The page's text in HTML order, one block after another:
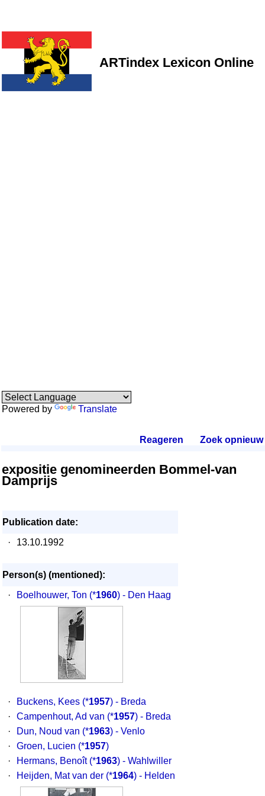
ARTindex Lexicon Online
Powered by Translate
Reageren Zoek opnieuw.
expositie genomineerden Bommel-van
Damprijs
Publication date:
·
13.10.1992
Person(s) (mentioned):
·
Boelhouwer, Ton (*1960) - Den Haag
· Buckens, Kees (*1957) - Breda
·
Campenhout, Ad van (*1957) - Breda
·
Dun, Noud van (*1963) - Venlo
·
Groen, Lucien (*1957)
·
Hermans, Benoît (*1963) - Wahlwiller
·
Heijden, Mat van der (*1964) - Helden